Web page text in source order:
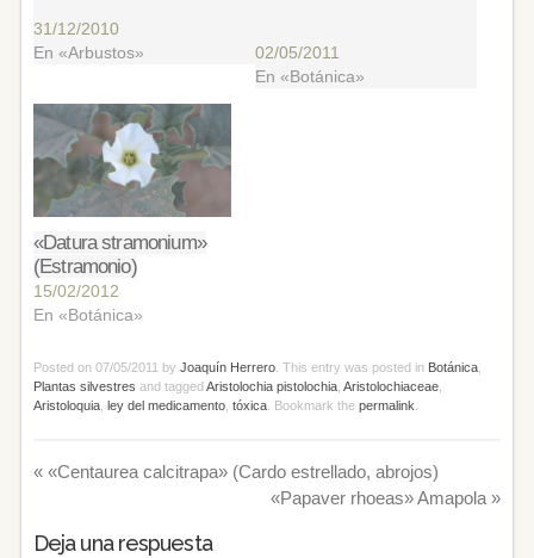
corteza parda o parda
rojiza. Las hojas se
superior de las ramas,
son aleternas, sentadas,
de forma linear-
lanceolada u algo
oblongas, de borde
entero y acuminadas, sin
pilosidad, un…
31/12/2010
En «Arbustos»
cunetas, pero que tengan
humedad, así como en
02/05/2011
En «Botánica»
«Datura stramonium»
(Estramonio)
15/02/2012
En «Botánica»
Posted on 07/05/2011 by Joaquín Herrero. This entry was posted in Botánica,
Plantas silvestres and tagged Aristolochia pistolochia, Aristolochiaceae,
Aristoloquia, ley del medicamento, tóxica. Bookmark the permalink
««Centaurea calcitrapa» (Cardo estrellado, abrojos)
«Papaver rhoeas» Amapola»
Deja una respuesta